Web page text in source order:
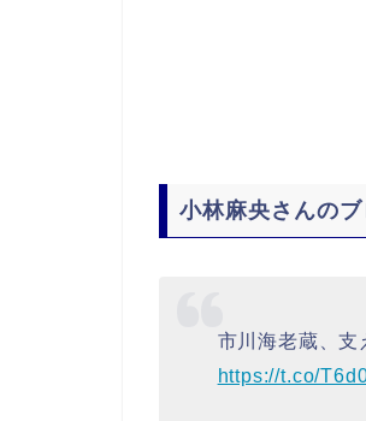
小林麻央さんの
市川海老蔵、支
https://t.co/